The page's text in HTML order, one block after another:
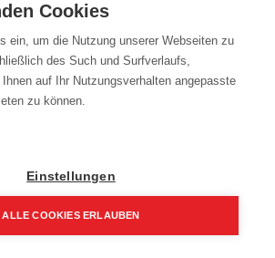
Coil Nagler
€
Cookies
ein, um die Nutzung unserer Webseiten zu
des Such und Surfverlaufs,
auf Ihr Nutzungsverhalten angepasste
zu können.
Einstellungen
ALLE COOKIES ERLAUBEN